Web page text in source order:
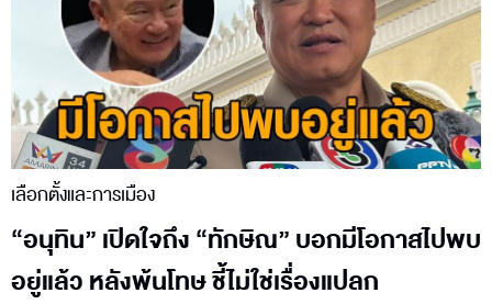
เลือกตั้งและการเมือง
“อนุทิน” เปิดใจถึง “ทักษิณ” บอกมีโอกาสไปพบ
อยู่แล้ว หลังพ้นโทษ ชี้ไม่ใช่เรื่องแปลก